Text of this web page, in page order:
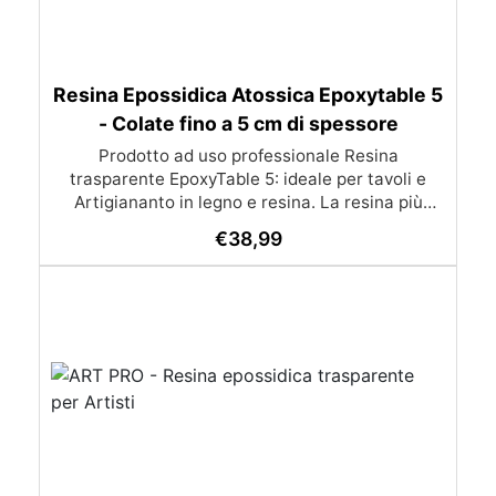
Resina Epossidica Atossica Epoxytable 5
- Colate fino a 5 cm di spessore
Prodotto ad uso professionale Resina
trasparente EpoxyTable 5: ideale per tavoli e
Artigiananto in legno e resina. La resina più
perfetta per colate di alto spessore fino a 5 cm.
Applicazioni Principali: Realizzazione di tavoli in
monete, pietre, ecc) Colate riempitive in
spessore dentro stampi e cassaforme
Caratteristiche principali: ✅ Bassissima
€38,99